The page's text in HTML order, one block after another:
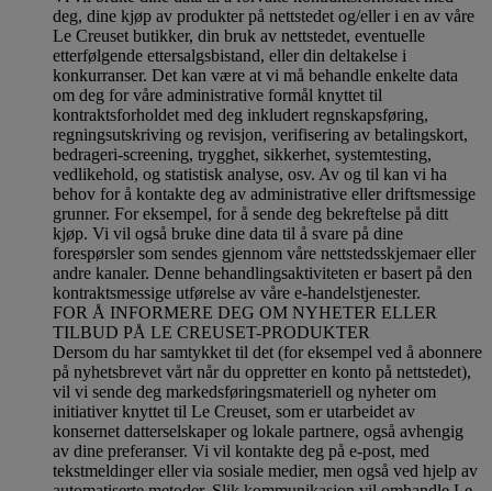
deg, dine kjøp av produkter på nettstedet og/eller i en av våre
Le Creuset butikker, din bruk av nettstedet, eventuelle
etterfølgende ettersalgsbistand, eller din deltakelse i
konkurranser. Det kan være at vi må behandle enkelte data
om deg for våre administrative formål knyttet til
kontraktsforholdet med deg inkludert regnskapsføring,
regningsutskriving og revisjon, verifisering av betalingskort,
bedrageri-screening, trygghet, sikkerhet, systemtesting,
vedlikehold, og statistisk analyse, osv. Av og til kan vi ha
behov for å kontakte deg av administrative eller driftsmessige
grunner. For eksempel, for å sende deg bekreftelse på ditt
kjøp. Vi vil også bruke dine data til å svare på dine
forespørsler som sendes gjennom våre nettstedsskjemaer eller
andre kanaler. Denne behandlingsaktiviteten er basert på den
kontraktsmessige utførelse av våre e-handelstjenester.
FOR Å INFORMERE DEG OM NYHETER ELLER
TILBUD PÅ LE CREUSET-PRODUKTER
Dersom du har samtykket til det (for eksempel ved å abonnere
på nyhetsbrevet vårt når du oppretter en konto på nettstedet),
vil vi sende deg markedsføringsmateriell og nyheter om
initiativer knyttet til Le Creuset, som er utarbeidet av
konsernet datterselskaper og lokale partnere, også avhengig
av dine preferanser. Vi vil kontakte deg på e-post, med
tekstmeldinger eller via sosiale medier, men også ved hjelp av